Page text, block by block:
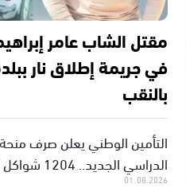
مقتل الشاب عامر
في جريمة إطلاق نار
بالنقب
التأمين الوطني يعلن صرف منحة
الدراسي الجديد.. 1204 شواكل لكل طفل مستحق
01.08.2026